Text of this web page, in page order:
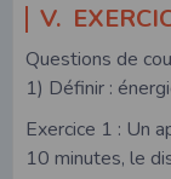
V.
Questions de
1) Définir :
Exercice 1 : Un
10 minutes, le